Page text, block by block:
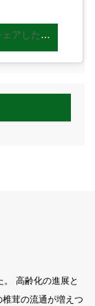
【公式】茂里商店(@oitashiitakemori)がシェアした投稿
高齢化の進展と
茸の流通が増えつ